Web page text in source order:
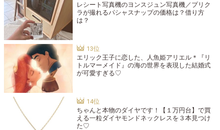
レシート写真機のヨンスジュン写真機／プリク
ラが撮れるパシャスナップの価格は？借り方
は？
エリック王子に恋した、人魚姫アリエル＊『リ
トルマーメイド』の海の世界を表現した結婚式
が可愛すぎる♡
ちゃんと本物のダイヤです！【１万円台】で買
える一粒ダイヤモンドネックレスを３本見つけ
た♡